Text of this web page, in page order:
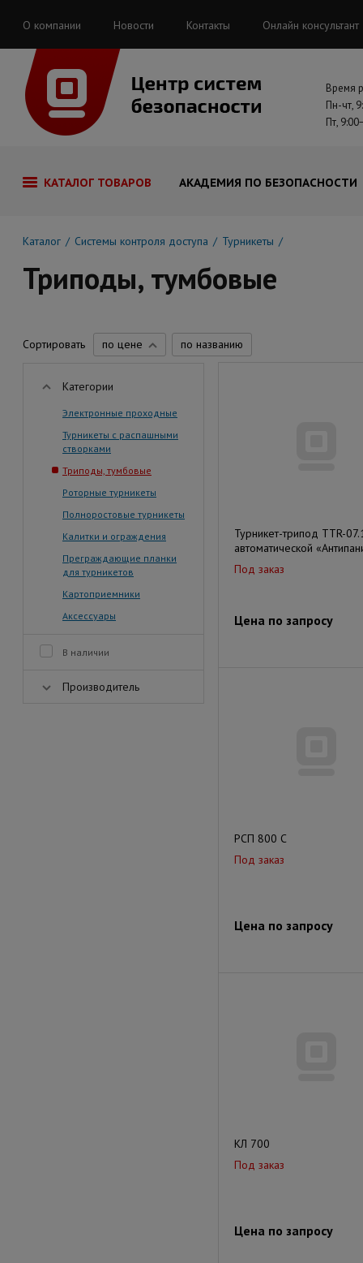
О компании Новости Контакты Онлайн консультант
Время
Пн-чт,
Пт,
КАТАЛОГ ТОВАРОВ АКАДЕМИЯ ПО БЕЗОПАСНОСТИ
Каталог Системы контроля доступа Турникеты
Триподы, тумбовые
Сортировать по цене по названию
Категории
Электронные проходные
Турникеты с распашными
створками
Триподы, тумбовые
Роторные турникеты
Полноростовые турникеты
Калитки и ограждения
Преграждающие планки
для турникетов
Картоприемники
Аксессуары
В наличии
Производитель
Турникет-трипод TTR-
автоматической
Под заказ
Цена по запросу
РСП 800 C
Под заказ
Цена по запросу
КЛ 700
Под заказ
Цена по запросу